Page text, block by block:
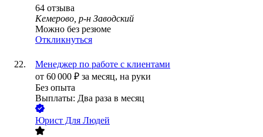
64 отзыва
Кемерово, р-н Заводский
Можно без резюме
Откликнуться
Менеджер по работе с клиентами
от 60 000 ₽ за месяц, на руки
Без опыта
Выплаты: Два раза в месяц
Юрист Для Людей